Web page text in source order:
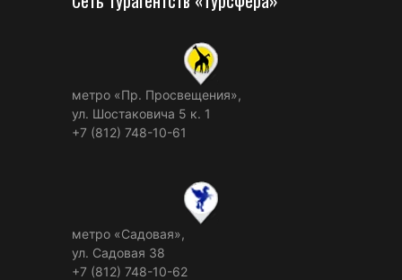
метро «Пр. Просвещения»,
ул. Шостаковича 5 к. 1
+7 (812) 748-10-61
метро «Садовая»,
ул. Садовая 38
+7 (812) 748-10-62